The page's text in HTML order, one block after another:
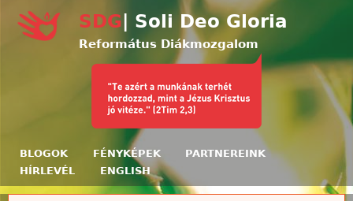
Ugrás a tartalomra
SDG | Soli Deo Gloria
Református Diákmozgalom
BLOGOK FÉNYKÉPEK
PARTNEREINK
HÍRLEVÉL
ENGLISH